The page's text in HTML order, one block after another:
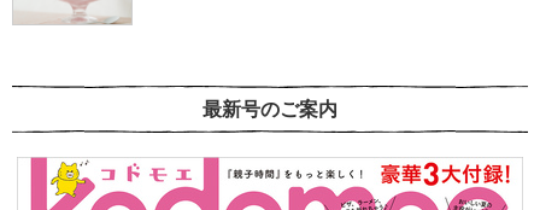
最新号のご案内